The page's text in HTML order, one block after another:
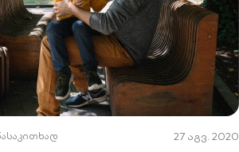
27 აგვ. 2020